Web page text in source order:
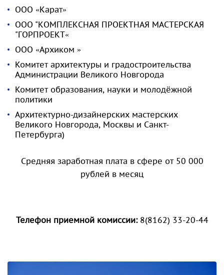
ООО «Карат»
ООО "КОМПЛЕКСНАЯ ПРОЕКТНАЯ МАСТЕРСКАЯ
"ГОРПРОЕКТ«
ООО «Архиком »
Комитет архитектуры и градостроительства
Администрации Великого Новгорода
Комитет образования, науки и молодёжной
политики
Архитектурно-дизайнерских мастерских
Великого Новгорода, Москвы и Санкт-
Петербурга)
Средняя заработная плата в сфере от 50 000
рублей в месяц
Телефон приемной комиссии:8(8162) 33-20-44